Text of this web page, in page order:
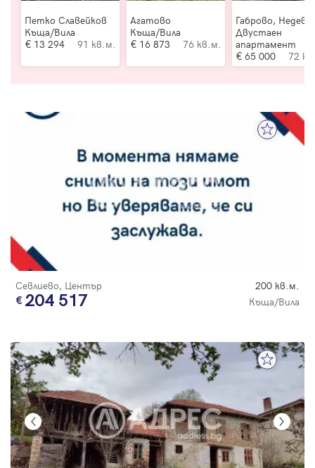
Петко Славейков
Къща/Вила
13 294
91 кв.м.
Агатово
Къща/Вила
16 873
76 кв.м.
Габрово,
Двустаен
апартамент
65 000
72
Севлиево, Център 200 кв.м.
204 517 Къща/Вила